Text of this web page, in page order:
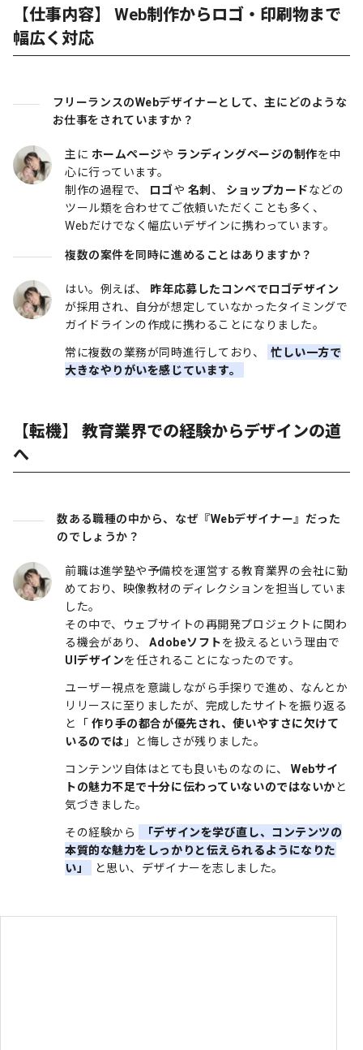
【仕事内容】 Web制作からロゴ・印刷物まで
幅広く対応
フリーランスのWebデザイナーとして、主にどのような
お仕事をされていますか？
主に ホームページや ランディングページの制作を中
心に行っています。
制作の過程で、 ロゴや 名刺 、 ショップカードなどの
ツール類を合わせてご依頼いただくことも多く、
Webだけでなく幅広いデザインに携わっています。
複数の案件を同時に進めることはありますか？
はい。例えば、 昨年応募したコンペでロゴデザイン
が採用され、自分が想定していなかったタイミングで
ガイドラインの作成に携わることになりました。
常に複数の業務が同時進行しており、
忙しい一方で
大きなやりがいを感じています。
【転機】 教育業界での経験からデザインの道
へ
数ある職種の中から、なぜ『Webデザイナー』だった
のでしょうか？
前職は進学塾や予備校を運営する教育業界の会社に勤
めており、映像教材のディレクションを担当していま
した。
その中で、ウェブサイトの再開発プロジェクトに関わ
る機会があり、Adobeソフトを扱えるという理由で
UIデザインを任されることになったのです。
ユーザー視点を意識しながら手探りで進め、なんとか
リリースに至りましたが、完成したサイトを振り返る
と「 作り手の都合が優先され、使いやすさに欠けて
いるのでは 」と悔しさが残りました。
コンテンツ自体はとても良いものなのに、Webサイ
トの魅力不足で十分に伝わっていないのではないかと
気づきました。
その経験から
「デザインを学び直し、コンテンツの
本質的な魅力をしっかりと伝えられるようになりた
い」
と思い、デザイナーを志しました。